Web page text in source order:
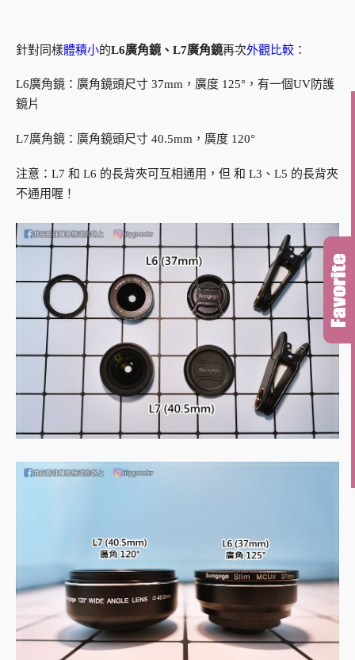
針對同樣體積小的L6廣角鏡、L7廣角鏡再次外觀比較 ：
L6廣角鏡：廣角鏡頭尺寸 37mm，廣度 125°，有一個UV防護
鏡片
L7廣角鏡：廣角鏡頭尺寸 40.5mm，廣度 120°
注意：L7 和 L6 的長背夾可互相通用，但 和 L3、L5 的長背夾
不通用喔！